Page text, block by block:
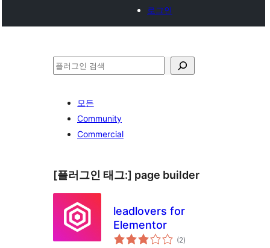
로그인
검
모든
Community
Commercial
[플러그인 태그:] page builder
leadlovers for
Elementor
(2전
체)